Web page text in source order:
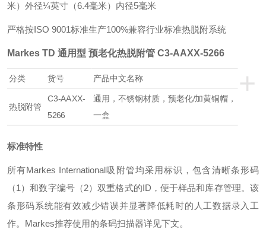
米） 外径¼英寸（6.4毫米） 内径5毫米
严格按ISO 9001标准生产100%兼容行业标准热脱附系统
Markes TD 通用型 预老化热脱附管 C3-AAXX-5266
+
分类 货号 产品中文名称
热脱附管
C3-AAXX-
5266
通用，不锈钢材质，预老化/加黄铜帽，
一盒
标准特性
所有Markes International吸附管均采用标识，包含清晰条形码
（1）和数字编号（2）双重格式的ID，便于样品和库存管理。该
条形码系统能有效减少错误并显著降低耗时的人工数据录入工
作。Markes推荐使用的条码扫描器详见下文。